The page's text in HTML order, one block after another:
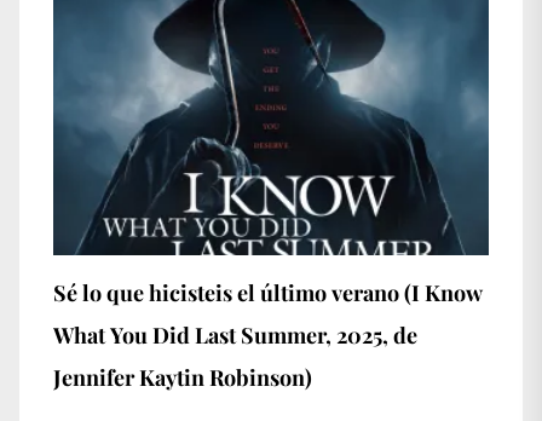
Sé lo que hicisteis el último verano (I Know
What You Did Last Summer, 2025, de
Jennifer Kaytin Robinson)